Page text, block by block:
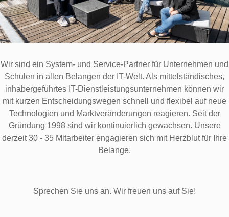
Wir sind ein System- und Service-Partner für Unternehmen und
Schulen in allen Belangen der IT-Welt. Als mittelständisches,
inhabergeführtes IT-Dienstleistungsunternehmen können wir
mit kurzen Entscheidungswegen schnell und flexibel auf neue
Technologien und Marktveränderungen reagieren. Seit der
Gründung 1998 sind wir kontinuierlich gewachsen. Unsere
derzeit 30 - 35 Mitarbeiter engagieren sich mit Herzblut für Ihre
Belange.
Sprechen Sie uns an. Wir freuen uns auf Sie!